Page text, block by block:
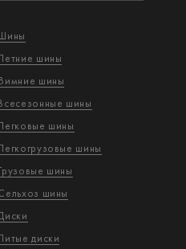
шины
шины
шины
шины
шины
шины
шины
диски